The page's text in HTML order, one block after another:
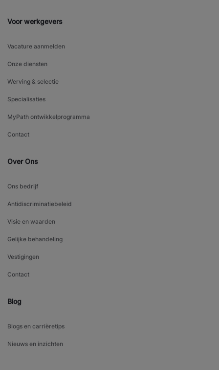
Voor werkgevers
Vacature aanmelden
Onze diensten
Werving & selectie
Specialisaties
MyPath ontwikkelprogramma
Contact
Over Ons
Ons bedrijf
Antidiscriminatiebeleid
Visie en waarden
Gelijke behandeling
Vestigingen
Contact
Blog
Blogs en carrièretips
Nieuws en inzichten